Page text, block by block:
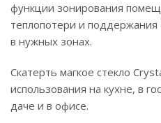
функции зонирования
теплопотери и
в нужных зонах.
Скатерть магкое стекло
использования на кухне, в
даче и в офисе.